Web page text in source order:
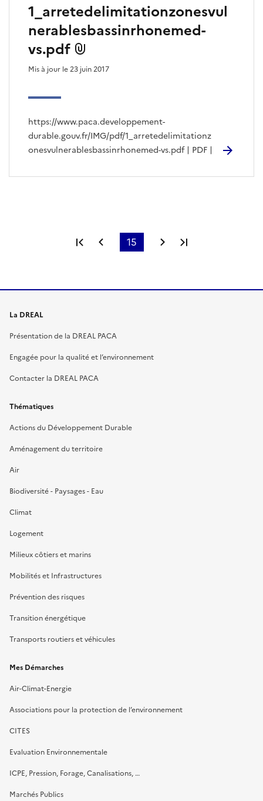
1_arretedelimitationzonesvul
nerablesbassinrhonemed-
vs.pdf
Mis à jour le 23 juin 2017
https://www.paca.developpement-
durable.gouv.fr/IMG/pdf/1_arretedelimitationz
onesvulnerablesbassinrhonemed-vs.pdf | PDF |
Première page
Page précédente
15 Page suivante
La DREAL
Présentation de la DREAL PACA
Engagée pour la qualité et l’environnement
Contacter la DREAL PACA
Thématiques
Actions du Développement Durable
Aménagement du territoire
Air
Biodiversité - Paysages - Eau
Climat
Logement
Milieux côtiers et marins
Mobilités et Infrastructures
Prévention des risques
Transition énergétique
Transports routiers et véhicules
Mes Démarches
Air-Climat-Energie
Associations pour la protection de l’environnement
CITES
Evaluation Environnementale
ICPE, Pression, Forage, Canalisations, …
Marchés Publics